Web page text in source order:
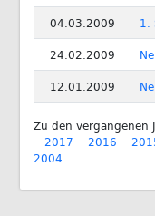
04.03.2009
1.
24.02.2009
12.01.2009
Zu den vergangenen
2017
2016
2004